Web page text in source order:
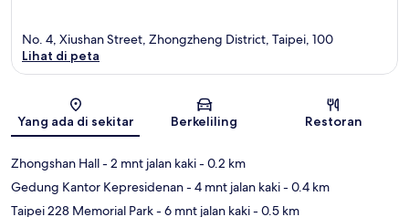
Peta
No. 4, Xiushan Street, Zhongzheng District, Taipei, 100
Lihat di peta
Yang ada di sekitar Berkeliling Restoran
Zhongshan Hall- 2 mnt jalan kaki- 0.2 km
Gedung Kantor Kepresidenan- 4 mnt jalan kaki- 0.4 km
Taipei 228 Memorial Park- 6 mnt jalan kaki- 0.5 km